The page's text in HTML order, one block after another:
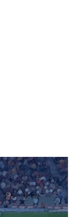
アル・リヤド